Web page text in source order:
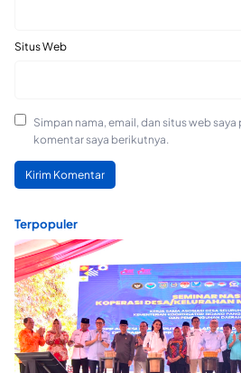
Situs Web
Simpan nama, email, dan situs web
komentar saya berikutnya.
Terpopuler